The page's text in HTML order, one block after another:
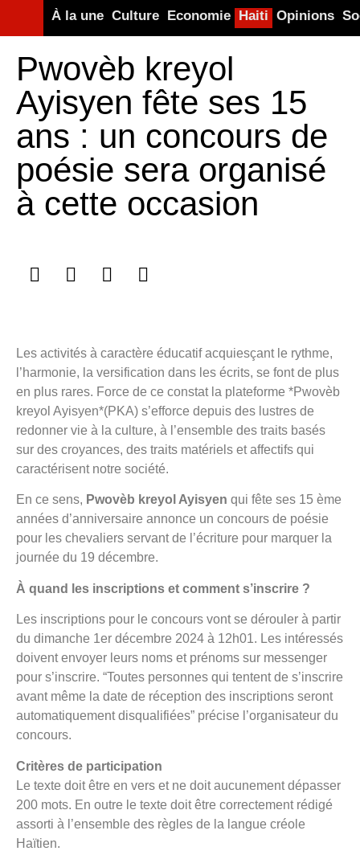
À la une Culture Economie Haiti Opinions
Pwovèb kreyol
Ayisyen fête ses 15
ans : un concours de
poésie sera organisé
à cette occasion
Les activités à caractère éducatif acquiesçant le rythme,
l’harmonie, la versification dans les écrits, se font de plus
en plus rares. Force de ce constat la plateforme *Pwovèb
kreyol Ayisyen*(PKA) s’efforce depuis des lustres de
redonner vie à la culture, à l’ensemble des traits basés
sur des croyances, des traits matériels et affectifs qui
caractérisent notre société.
En ce sens, Pwovèb kreyol Ayisyen qui fête ses 15 ème
années d’anniversaire annonce un concours de poésie
pour les chevaliers servant de l’écriture pour marquer la
journée du 19 décembre.
À quand les inscriptions et comment s’inscrire ?
Les inscriptions pour le concours vont se dérouler à partir
du dimanche 1er décembre 2024 à 12h01. Les intéressés
doivent envoyer leurs noms et prénoms sur messenger
pour s’inscrire. “Toutes personnes qui tentent de s’inscrire
avant même la date de réception des inscriptions seront
automatiquement disqualifiées” précise l’organisateur du
concours.
Critères de participation
Le texte doit être en vers et ne doit aucunement dépasser
200 mots. En outre le texte doit être correctement rédigé
assorti à l’ensemble des règles de la langue créole
Haïtien.